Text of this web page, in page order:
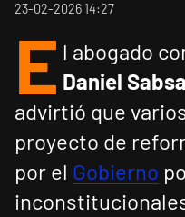
23-02-2026 14:27
E l abogado
Daniel
advirtió que
proyecto de
por el Gobierno